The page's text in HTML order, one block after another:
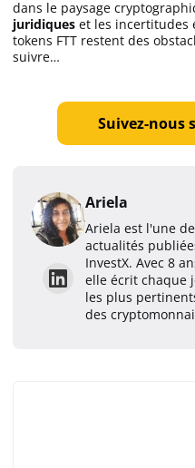
dans le paysage
juridiques et les incertitudes
tokens FTT restent des
suivre…
Suivez-nous
Ariela
Ariela est l'une
actualités
InvestX. Avec 8
elle écrit chaque
les plus
des